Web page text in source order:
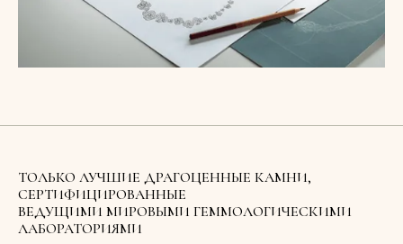
ТОЛЬКО ЛУЧШИЕ ДРАГОЦЕННЫЕ КАМНИ,
СЕРТИФИЦИРОВАННЫЕ
ВЕДУЩИМИ МИРОВЫМИ ГЕММОЛОГИЧЕСКИМИ
ЛАБОРАТОРИЯМИ